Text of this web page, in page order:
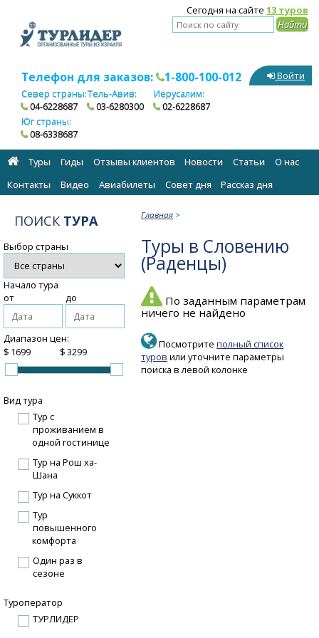
Сегодня на сайте 13 туров
Телефон для заказов: 1-800-100-012
Север страны:
04-6228687
Тель-Авив:
03-6280300
Иерусалим:
02-6228687
Юг страны:
08-6338687
Войти
Туры Гиды Отзывы клиентов Новости Статьи
О нас
Контакты
Видео Авиабилеты Cовет дня Рассказ дня
Главная >
Туры в Словению
(Раденцы)
По заданным параметрам
ничего не найдено
Посмотритеполный список
туров или уточните параметры
поиска в левой колонке
ПОИСК ТУРА
Выбор страны
Начало тура
от
до
Диапазон цен:
$
$
Вид тура
Тур с
проживанием в
одной гостинице
Тур на Рош ха-
Шана
Тур на Суккот
Тур
повышенного
комфорта
Один раз в
сезоне
Туроператор
ТУРЛИДЕР